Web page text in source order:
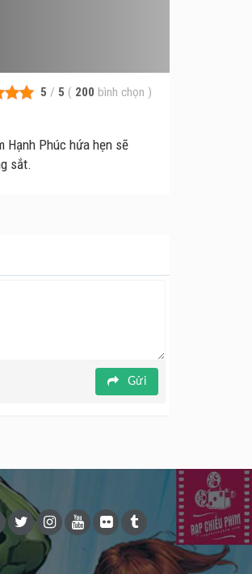
5 / 5 ( 200 bình chọn )
Hạnh Phúc hứa hẹn sẽ
sắt.
Gửi